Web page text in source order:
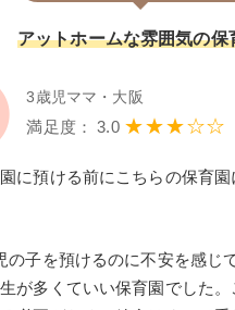
アットホームな雰囲気の保
3歳児ママ・大阪
満足度： 3.0 ★★★☆☆
に預ける前にこちらの保育園
の子を預けるのに不安を感じ
が多くていい保育園でした。